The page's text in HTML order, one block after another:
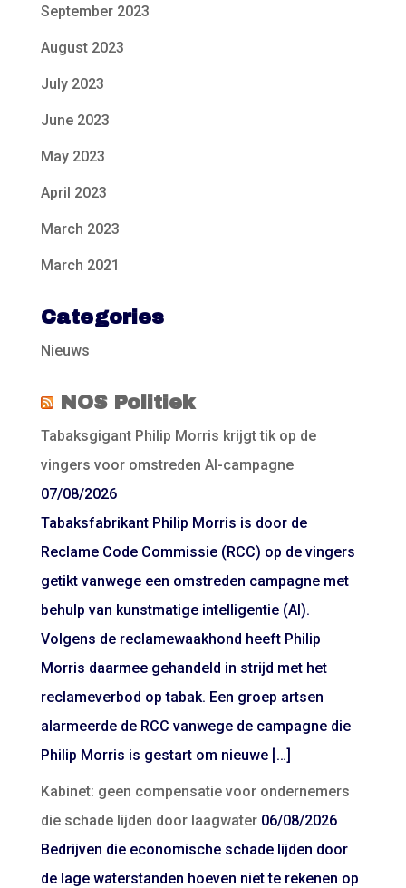
September 2023
August 2023
July 2023
June 2023
May 2023
April 2023
March 2023
March 2021
Categories
Nieuws
NOS Politiek
Tabaksgigant Philip Morris krijgt tik op de
vingers voor omstreden AI-campagne
07/08/2026
Tabaksfabrikant Philip Morris is door de
Reclame Code Commissie (RCC) op de vingers
getikt vanwege een omstreden campagne met
behulp van kunstmatige intelligentie (AI).
Volgens de reclamewaakhond heeft Philip
Morris daarmee gehandeld in strijd met het
reclameverbod op tabak. Een groep artsen
alarmeerde de RCC vanwege de campagne die
Philip Morris is gestart om nieuwe […]
Kabinet: geen compensatie voor ondernemers
die schade lijden door laagwater 06/08/2026
Bedrijven die economische schade lijden door
de lage waterstanden hoeven niet te rekenen op